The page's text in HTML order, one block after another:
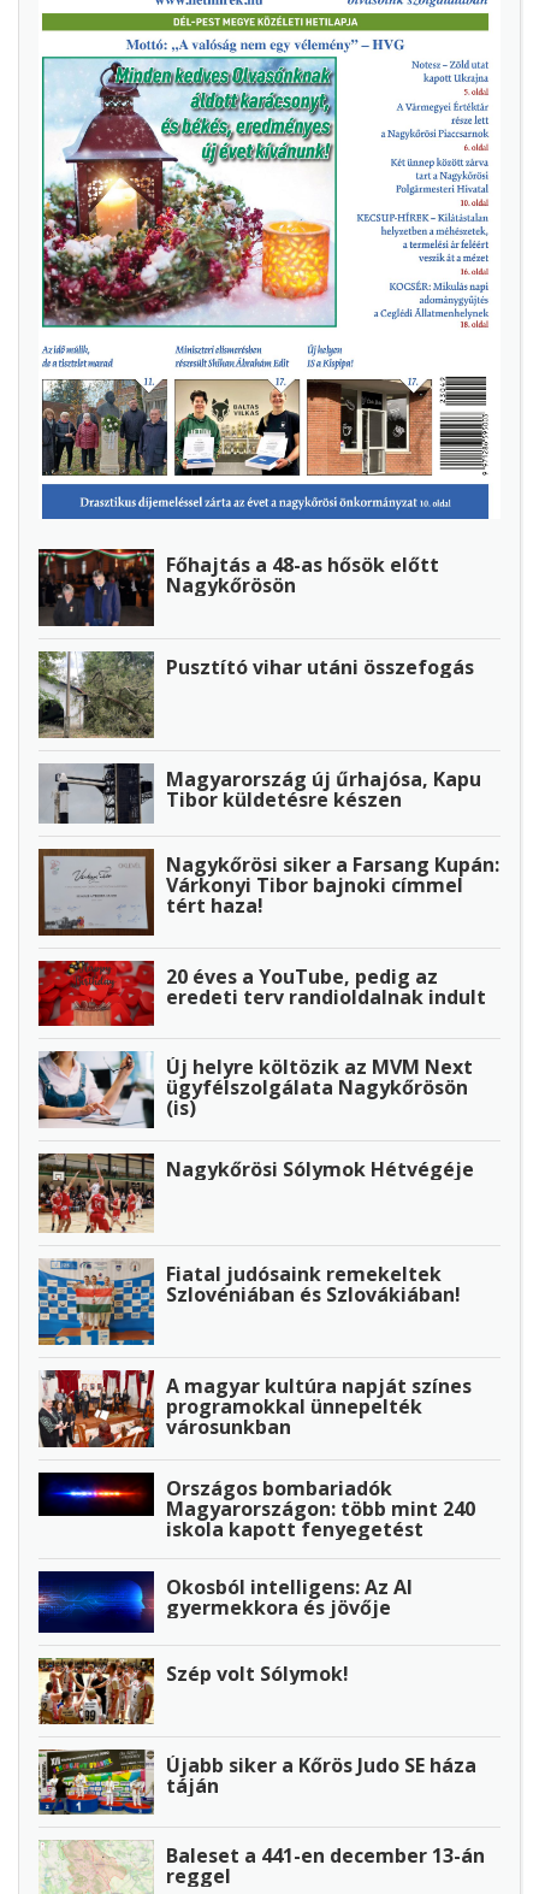
Főhajtás a 48-as hősök előtt
Nagykőrösön
Pusztító vihar utáni összefogás
Magyarország új űrhajósa, Kapu
Tibor küldetésre készen
Nagykőrösi siker a Farsang Kupán:
Várkonyi Tibor bajnoki címmel
tért haza!
20 éves a YouTube, pedig az
eredeti terv randioldalnak indult
Új helyre költözik az MVM Next
ügyfélszolgálata Nagykőrösön
(is)
Nagykőrösi Sólymok Hétvégéje
Fiatal judósaink remekeltek
Szlovéniában és Szlovákiában!
A magyar kultúra napját színes
programokkal ünnepelték
városunkban
Országos bombariadók
Magyarországon: több mint 240
iskola kapott fenyegetést
Okosból intelligens: Az AI
gyermekkora és jövője
Szép volt Sólymok!
Újabb siker a Kőrös Judo SE háza
táján
Baleset a 441-en december 13-án
reggel